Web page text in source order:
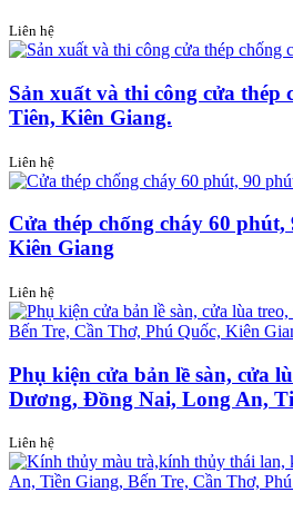
Liên hệ
Sản xuất và thi công cửa
Tiên, Kiên Giang.
Liên hệ
Cửa thép chống cháy 60
Kiên Giang
Liên hệ
Phụ kiện cửa bản lề sàn, cửa
Dương, Đồng Nai, Long An,
Liên hệ